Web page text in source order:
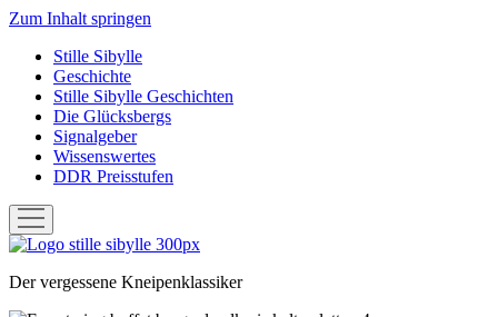
Zum Inhalt springen
Stille Sibylle
Geschichte
Stille Sibylle Geschichten
Die Glücksbergs
Signalgeber
Wissenswertes
DDR Preisstufen
Menü
öffnen
Stille
Der vergessene Kneipenklassiker